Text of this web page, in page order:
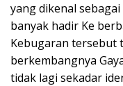
yang dikenal sebagai
banyak hadir Ke
Kebugaran tersebut
berkembangnya
tidak lagi sekadar